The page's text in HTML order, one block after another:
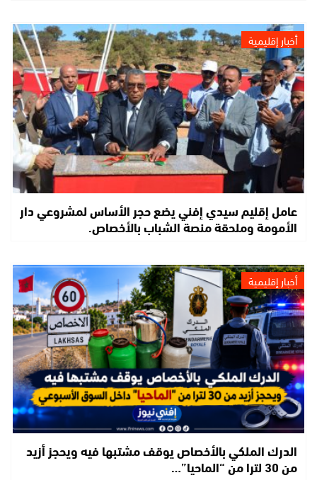
أخبار إقليمية
عامل إقليم سيدي إفني يضع حجر الأساس لمشروعي دار
الأمومة وملحقة منصة الشباب بالأخصاص.
أخبار إقليمية
الدرك الملكي بالأخصاص يوقف مشتبها فيه ويحجز أزيد
من 30 لترا من “الماحيا”…